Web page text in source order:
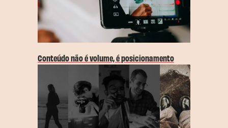
Conteúdo não é volume, é posicionamento